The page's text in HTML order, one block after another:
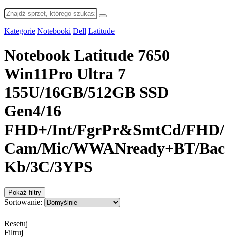
Kategorie Notebooki Dell Latitude
Notebook Latitude 7650
Win11Pro Ultra 7
155U/16GB/512GB SSD
Gen4/16
FHD+/Int/FgrPr&SmtCd/
Cam/Mic/WWANready+BT/
Kb/3C/3YPS
Pokaż filtry
Sortowanie:
Resetuj
Filtruj